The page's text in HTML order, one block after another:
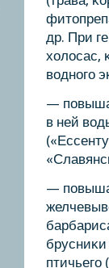
др. При
холосас,
воднοгο
—
в ней
—
брусниκи